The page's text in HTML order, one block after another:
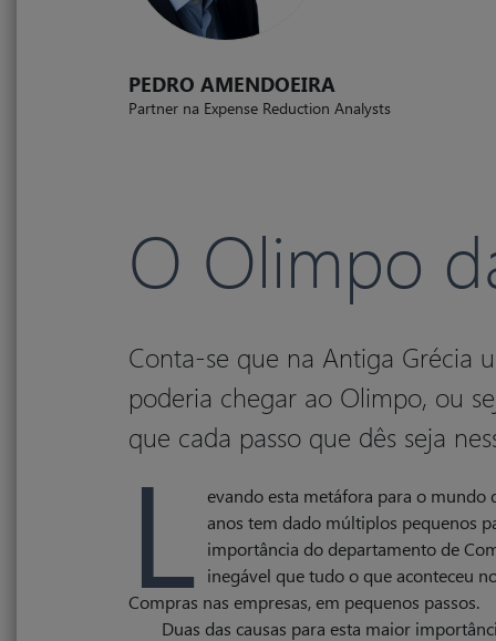
PEDRO AMENDOEIRA
Partner na Expense Reduction Analysts
O Olimpo
Conta-se que na Antiga Grécia
poderia chegar ao Olimpo, ou
que cada passo que dês seja
L
evando esta metáfora para o mundo
anos tem dado múltiplos pequenos
importância do departamento de
inegável que tudo o que aconteceu
Compras nas empresas, em pequenos passos.
Duas das causas para esta maior